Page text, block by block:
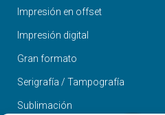
Impresión en offset
Impresión digital
Gran formato
Serigrafía / Tampografía
Sublimación